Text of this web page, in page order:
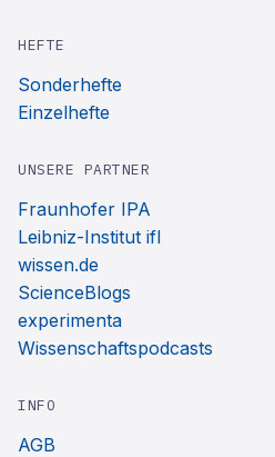
HEFTE
Sonderhefte
Einzelhefte
UNSERE PARTNER
Fraunhofer IPA
Leibniz-Institut ifl
wissen.de
ScienceBlogs
experimenta
Wissenschaftspodcasts
INFO
AGB